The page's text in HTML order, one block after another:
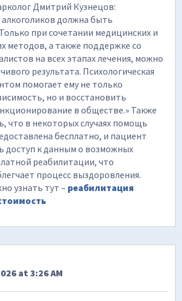
Дмитрий Кузнецов:
должна быть
при сочетании медицинских и
методов, а также поддержке со
на всех этапах лечения, можно
результата. Психологическая
помогает ему не только
но и восстановить
в обществе.» Также
что в некоторых случаях помощь
бесплатно, и пациент
доступ к данным о возможных
реабилитации, что
процесс выздоровления.
узнать тут – реабилитация
at 3:26 AM